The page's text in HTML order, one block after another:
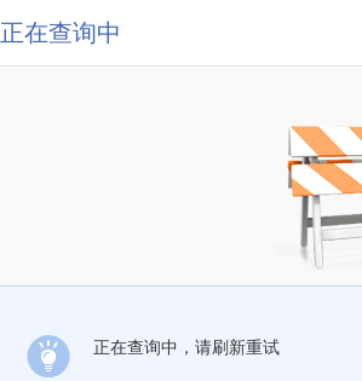
正在查询中
正在查询中，请刷新重试